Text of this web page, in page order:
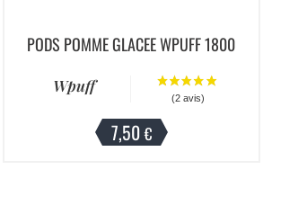
PODS POMME GLACEE WPUFF 1800
Wpuff
7,50€